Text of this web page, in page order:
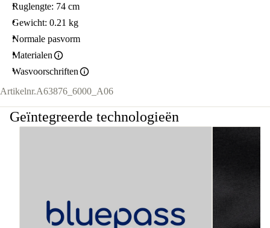
Ruglengte: 74 cm
Gewicht: 0.21 kg
Normale pasvorm
Materialen
Wasvoorschriften
Artikelnr.A63876_6000_A06
Geïntegreerde technologieën